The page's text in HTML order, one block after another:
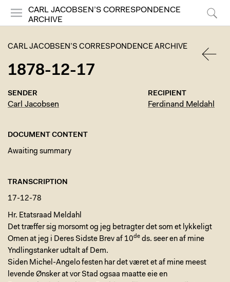
CARL JACOBSEN’S CORRESPONDENCE
ARCHIVE
CARL JACOBSEN’S CORRESPONDENCE ARCHIVE
1878-12-17
SENDER
Carl Jacobsen
RECIPIENT
Ferdinand Meldahl
DOCUMENT CONTENT
Awaiting summary
TRANSCRIPTION
17-12-78
Hr. Etatsraad Meldahl
Det træffer sig morsomt og jeg betragter det som et lykkeligt
Omen at jeg i Deres Sidste Brev af 10de ds. seer en af mine
Yndlingstanker udtalt af Dem.
Siden Michel-Angelo festen har det været et af mine meest
levende Ønsker at vor Stad ogsaa maatte eie en